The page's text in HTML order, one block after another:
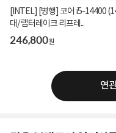
[INTEL] [병행] 코어 i5-14400
대/ 랩터레이크 리프레...
246,800원
연